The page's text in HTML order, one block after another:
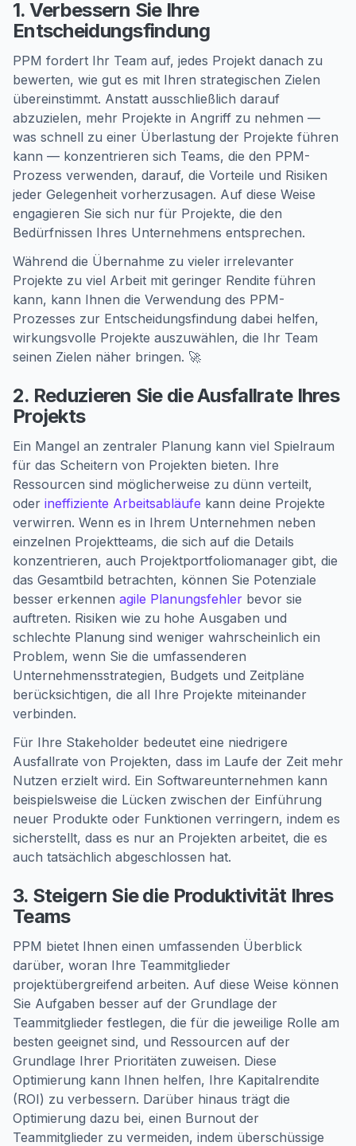
1. Verbessern Sie Ihre
Entscheidungsfindung
PPM fordert Ihr Team auf, jedes Projekt danach zu
bewerten, wie gut es mit Ihren strategischen Zielen
übereinstimmt. Anstatt ausschließlich darauf
abzuzielen, mehr Projekte in Angriff zu nehmen —
was schnell zu einer Überlastung der Projekte führen
kann — konzentrieren sich Teams, die den PPM-
Prozess verwenden, darauf, die Vorteile und Risiken
jeder Gelegenheit vorherzusagen. Auf diese Weise
engagieren Sie sich nur für Projekte, die den
Bedürfnissen Ihres Unternehmens entsprechen.
Während die Übernahme zu vieler irrelevanter
Projekte zu viel Arbeit mit geringer Rendite führen
kann, kann Ihnen die Verwendung des PPM-
Prozesses zur Entscheidungsfindung dabei helfen,
wirkungsvolle Projekte auszuwählen, die Ihr Team
seinen Zielen näher bringen. 🚀
2. Reduzieren Sie die Ausfallrate Ihres
Projekts
Ein Mangel an zentraler Planung kann viel Spielraum
für das Scheitern von Projekten bieten. Ihre
Ressourcen sind möglicherweise zu dünn verteilt,
oder ineffiziente Arbeitsabläufe kann deine Projekte
verwirren. Wenn es in Ihrem Unternehmen neben
einzelnen Projektteams, die sich auf die Details
konzentrieren, auch Projektportfoliomanager gibt, die
das Gesamtbild betrachten, können Sie Potenziale
besser erkennen agile Planungsfehler bevor sie
auftreten. Risiken wie zu hohe Ausgaben und
schlechte Planung sind weniger wahrscheinlich ein
Problem, wenn Sie die umfassenderen
Unternehmensstrategien, Budgets und Zeitpläne
berücksichtigen, die all Ihre Projekte miteinander
verbinden.
Für Ihre Stakeholder bedeutet eine niedrigere
Ausfallrate von Projekten, dass im Laufe der Zeit mehr
Nutzen erzielt wird. Ein Softwareunternehmen kann
beispielsweise die Lücken zwischen der Einführung
neuer Produkte oder Funktionen verringern, indem es
sicherstellt, dass es nur an Projekten arbeitet, die es
auch tatsächlich abgeschlossen hat.
3. Steigern Sie die Produktivität Ihres
Teams
PPM bietet Ihnen einen umfassenden Überblick
darüber, woran Ihre Teammitglieder
projektübergreifend arbeiten. Auf diese Weise können
Sie Aufgaben besser auf der Grundlage der
Teammitglieder festlegen, die für die jeweilige Rolle am
besten geeignet sind, und Ressourcen auf der
Grundlage Ihrer Prioritäten zuweisen. Diese
Optimierung kann Ihnen helfen, Ihre Kapitalrendite
(ROI) zu verbessern. Darüber hinaus trägt die
Optimierung dazu bei, einen Burnout der
Teammitglieder zu vermeiden, indem überschüssige